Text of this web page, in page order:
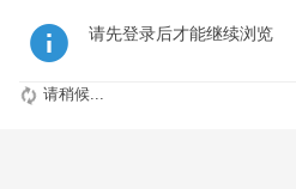
请先登录后才能继续浏览
请稍候...